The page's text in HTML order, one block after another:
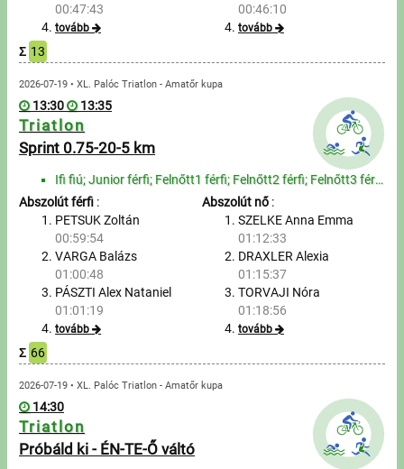
00:47:43
tovább
00:46:10
tovább
Σ 13
2026-07-19 • XL. Palóc Triatlon - Amatőr kupa
13:30 13:35
Triatlon
Sprint 0.75-20-5 km
Ifi fiú; Junior férfi; Felnőtt1 férfi; Felnőtt2 férfi; Felnőtt3 férfi; Felnőtt4 férfi; Szenior1 férf...
Abszolút férfi :
PETSUK Zoltán
00:59:54
VARGA Balázs
01:00:48
PÁSZTI Alex Nataniel
01:01:19
tovább
Abszolút nő:
SZELKE Anna Emma
01:12:33
DRAXLER Alexia
01:15:37
TORVAJI Nóra
01:18:56
tovább
Σ 66
2026-07-19 • XL. Palóc Triatlon - Amatőr kupa
14:30
Triatlon
Próbáld ki - ÉN-TE-Ő váltó